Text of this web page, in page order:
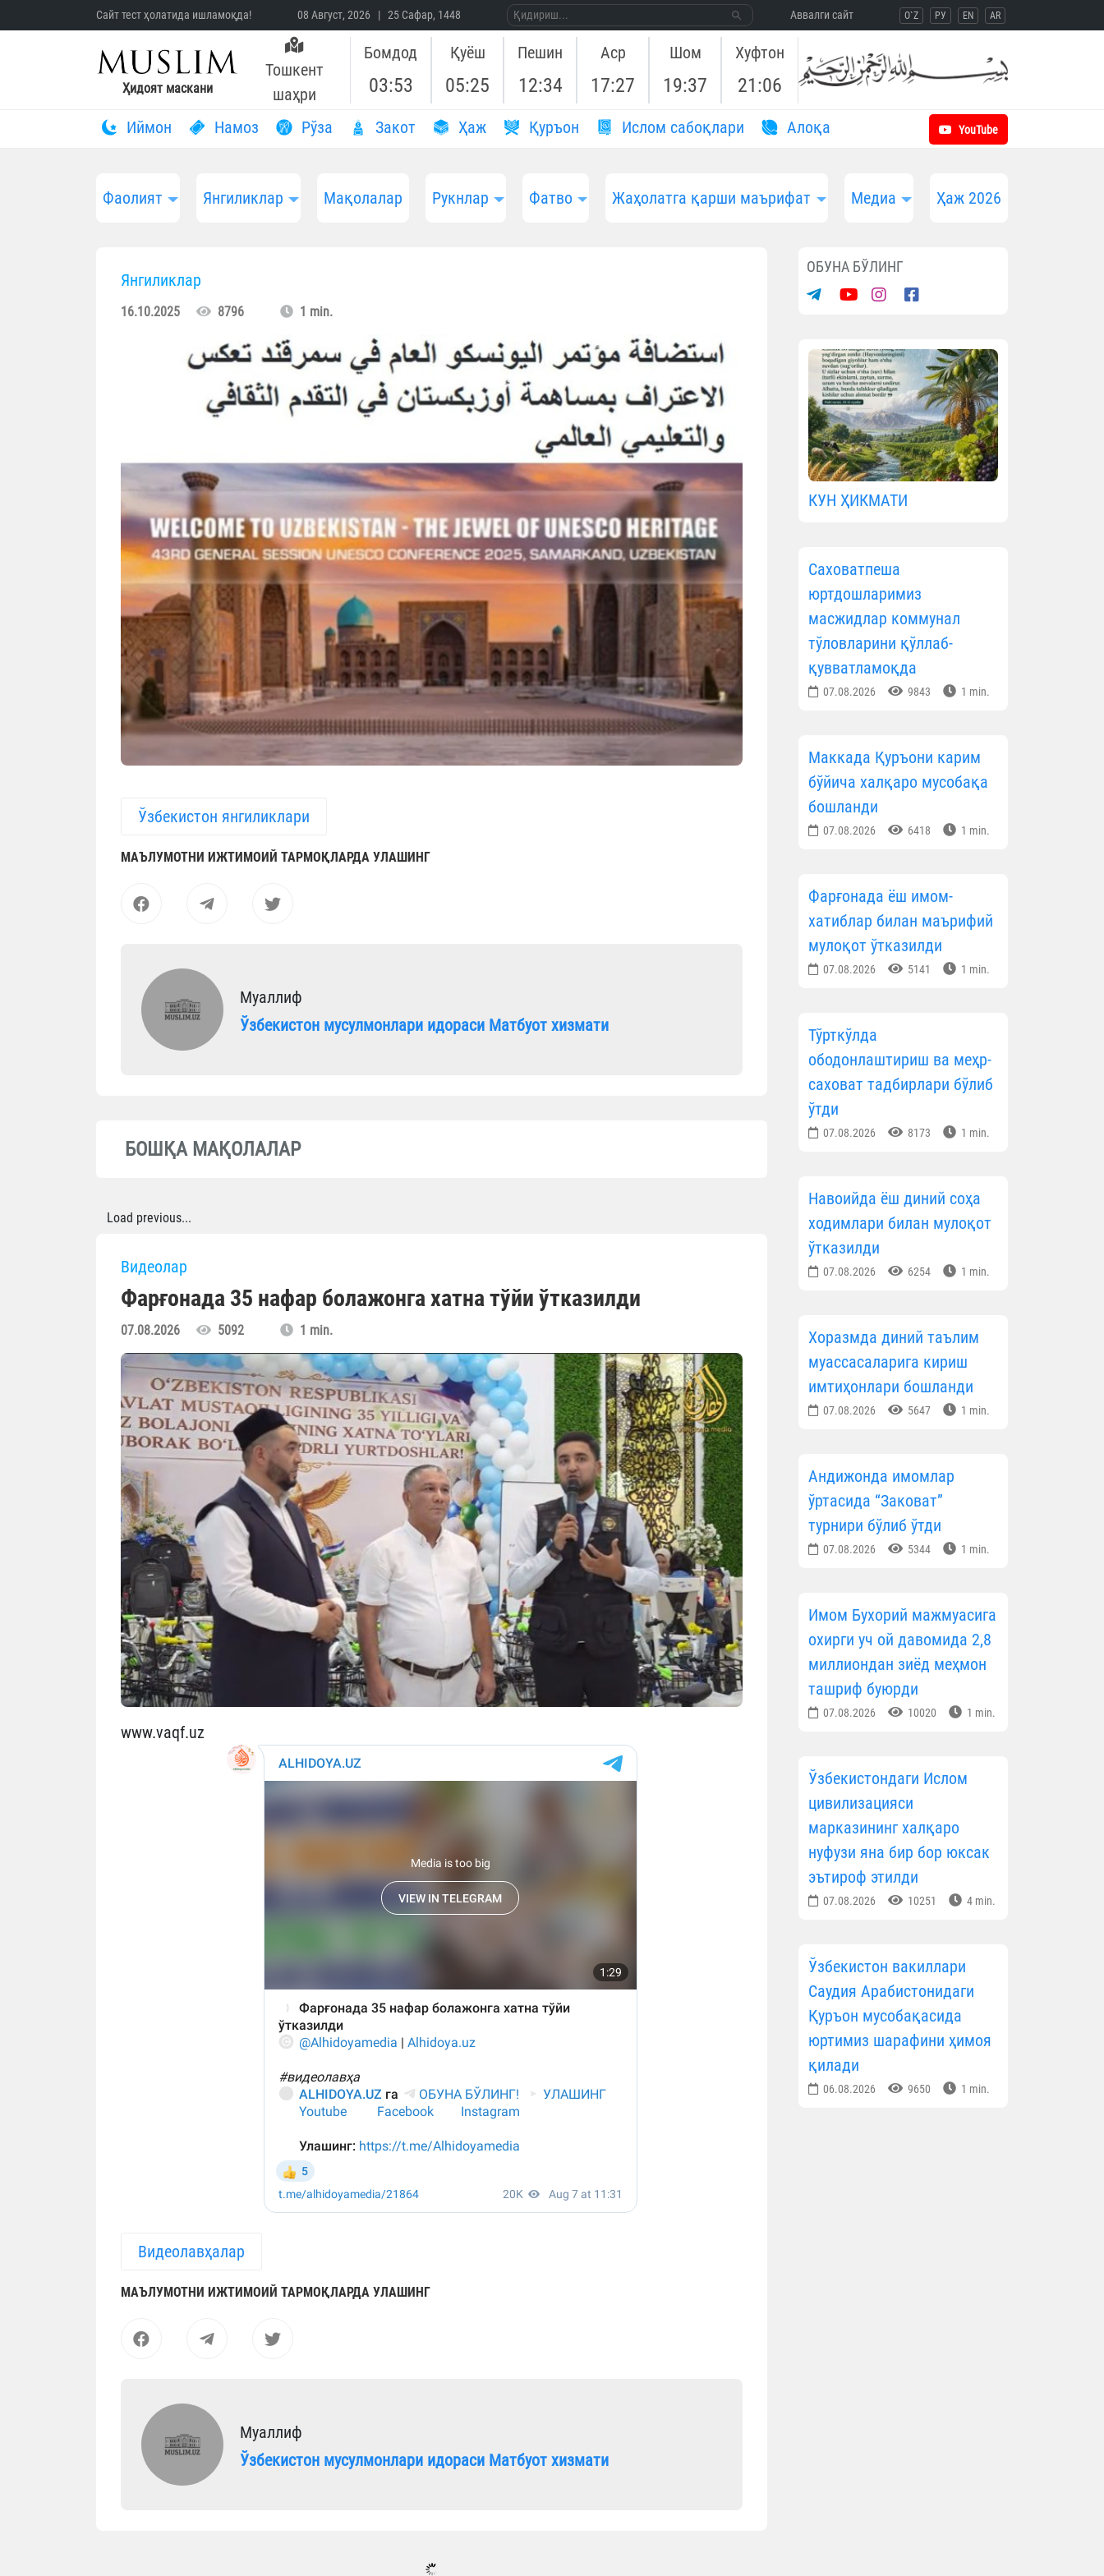
Сайт тест ҳолатида ишламоқда! 08 Август, 2026 | 25 Сафар, 1448 Aввалги сайт O`Z РУ EN AR
Ҳидоят маскани
Тошкент
шаҳри
Бомдод
03:53
Қуёш
05:25
Пешин
12:34
Аср
17:27
Шом
19:37
Хуфтон
21:06
Иймон Намоз Рўза Закот Ҳаж Қуръон Ислом сабоқлари Aлоқа YouTube
Фаолият Янгиликлар Мақолалар Рукнлар Фатво Жаҳолатга қарши маърифат Медиа Ҳаж 2026
Янгиликлар
16.10.2025 8796 1 min.
Ўзбекистон янгиликлари
МАЪЛУМОТНИ ИЖТИМОИЙ ТАРМОҚЛАРДА УЛАШИНГ
Муаллиф
Ўзбекистон мусулмонлари идораси Матбуот хизмати
БОШҚА МАҚОЛАЛАР
Load previous...
Видеолар
Фарғонада 35 нафар болажонга хатна тўйи ўтказилди
07.08.2026 5092 1 min.
www.vaqf.uz
Видеолавҳалар
МАЪЛУМОТНИ ИЖТИМОИЙ ТАРМОҚЛАРДА УЛАШИНГ
Муаллиф
Ўзбекистон мусулмонлари идораси Матбуот хизмати
ОБУНА БЎЛИНГ
КУН ҲИКМАТИ
Саховатпеша
юртдошларимиз
масжидлар коммунал
тўловларини қўллаб-
қувватламоқда
07.08.2026 9843 1 min.
Маккада Қуръони карим
бўйича халқаро мусобақа
бошланди
07.08.2026 6418 1 min.
Фарғонада ёш имом-
хатиблар билан маърифий
мулоқот ўтказилди
07.08.2026 5141 1 min.
Тўрткўлда
ободонлаштириш ва меҳр-
саховат тадбирлари бўлиб
ўтди
07.08.2026 8173 1 min.
Навоийда ёш диний соҳа
ходимлари билан мулоқот
ўтказилди
07.08.2026 6254 1 min.
Хоразмда диний таълим
муассасаларига кириш
имтиҳонлари бошланди
07.08.2026 5647 1 min.
Андижонда имомлар
ўртасида “Заковат”
турнири бўлиб ўтди
07.08.2026 5344 1 min.
Имом Бухорий мажмуасига
охирги уч ой давомида 2,8
миллиондан зиёд меҳмон
ташриф буюрди
07.08.2026 10020 1 min.
Ўзбекистондаги Ислом
цивилизацияси
марказининг халқаро
нуфузи яна бир бор юксак
эътироф этилди
07.08.2026 10251 4 min.
Ўзбекистон вакиллари
Саудия Арабистонидаги
Қуръон мусобақасида
юртимиз шарафини ҳимоя
қилади
06.08.2026 9650 1 min.